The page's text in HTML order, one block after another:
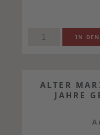
ALTER
JAHRE